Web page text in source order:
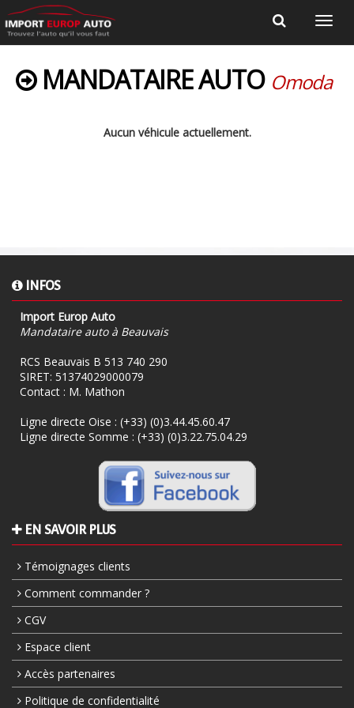
MANDATAIRE AUTO Omoda
Aucun véhicule actuellement.
INFOS
Import Europ Auto
Mandataire auto à Beauvais
RCS Beauvais B 513 740 290
SIRET: 51374029000079
Contact : M. Mathon
Ligne directe Oise : (+33) (0)3.44.45.60.47
Ligne directe Somme : (+33) (0)3.22.75.04.29
EN SAVOIR PLUS
Témoignages clients
Comment commander ?
CGV
Espace client
Accès partenaires
Politique de confidentialité